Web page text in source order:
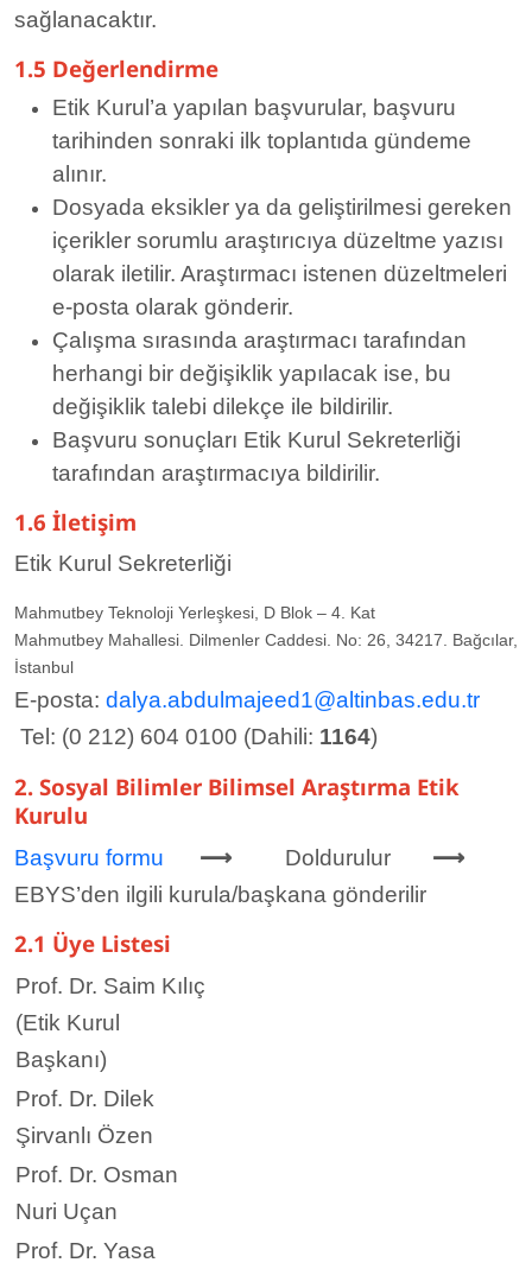
sağlanacaktır.
1.5 Değerlendirme
Etik Kurul’a yapılan başvurular, başvuru
tarihinden sonraki ilk toplantıda gündeme
alınır.
Dosyada eksikler ya da geliştirilmesi gereken
içerikler sorumlu araştırıcıya düzeltme yazısı
olarak iletilir. Araştırmacı istenen düzeltmeleri
e-posta olarak gönderir.
Çalışma sırasında araştırmacı tarafından
herhangi bir değişiklik yapılacak ise, bu
değişiklik talebi dilekçe ile bildirilir.
Başvuru sonuçları Etik Kurul Sekreterliği
tarafından araştırmacıya bildirilir.
1.6 İletişim
Etik Kurul Sekreterliği
Mahmutbey Teknoloji Yerleşkesi, D Blok – 4. Kat
Mahmutbey Mahallesi. Dilmenler Caddesi. No: 26, 34217. Bağcılar,
İstanbul
E-posta: dalya.abdulmajeed1@altinbas.edu.tr
Tel: (0 212) 604 0100 (Dahili: 1164)
2. Sosyal Bilimler Bilimsel Araştırma Etik
Kurulu
Başvuru formu ⟶ Doldurulur ⟶
EBYS’den ilgili kurula/başkana gönderilir
2.1 Üye Listesi
Prof. Dr. Saim Kılıç​​
(Etik Kurul
Başkanı)
Prof. Dr. Dilek
Şirvanlı Özen
Prof. Dr. Osman
Nuri Uçan
Prof. Dr. Yasa